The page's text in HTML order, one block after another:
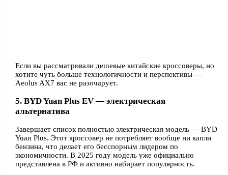
Если вы рассматривали дешевые китайские кроссоверы, но
хотите чуть больше технологичности и перспективы —
Aeolus AX7 вас не разочарует.
5. BYD Yuan Plus EV — электрическая
альтернатива
Завершает список полностью электрическая модель — BYD
Yuan Plus. Этот кроссовер не потребляет вообще ни капли
бензина, что делает его бесспорным лидером по
экономичности. В 2025 году модель уже официально
представлена в РФ и активно набирает популярность.